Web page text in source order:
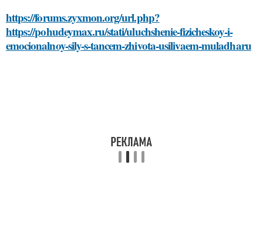
https://forums.zyxmon.org/url.php?
https://pohudeymax.ru/stati/uluchshenie-fizicheskoy-i-
emocionalnoy-sily-s-tancem-zhivota-usilivaem-muladharu